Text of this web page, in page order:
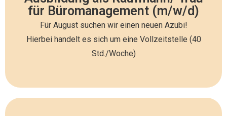
für Büromanagement (m/w/d)
Für August suchen wir einen neuen Azubi!
Hierbei handelt es sich um eine Vollzeitstelle (40
Std./Woche)
Interessiert? Lesen Sie sich hier mehr Details
durch
Jetzt mehr erfahren